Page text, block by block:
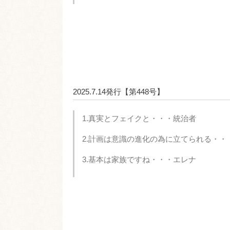
2025.7.14発行【第448号】
1.真実とフェイクと・・・統治者
2.計画は意識の進化の為に立てられる・・
3.基本は家族ですね・・・エレナ